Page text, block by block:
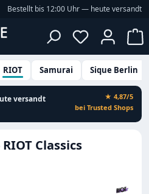
Bestellt bis 12:00 Uhr — heute versandt
Du hast 0
RIOT Samurai Sique Berlin
versandt
★ 4,87/5
bei Trusted Shops
Classics